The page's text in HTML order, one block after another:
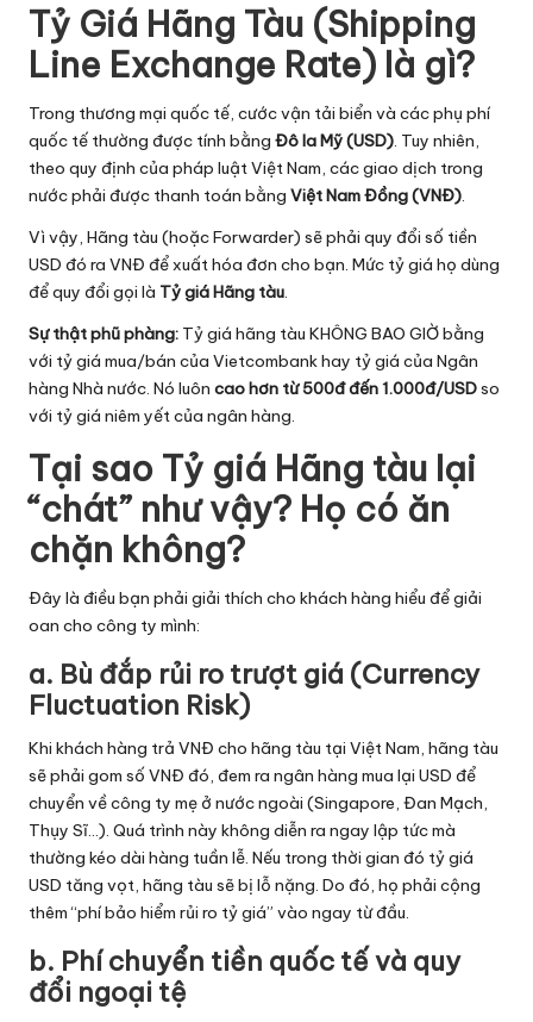
Tỷ Giá Hãng Tàu (Shipping
Line Exchange Rate) là gì?
Trong thương mại quốc tế, cước vận tải biển và các phụ phí
quốc tế thường được tính bằng Đô la Mỹ (USD). Tuy nhiên,
theo quy định của pháp luật Việt Nam, các giao dịch trong
nước phải được thanh toán bằng Việt Nam Đồng (VNĐ).
Vì vậy, Hãng tàu (hoặc Forwarder) sẽ phải quy đổi số tiền
USD đó ra VNĐ để xuất hóa đơn cho bạn. Mức tỷ giá họ dùng
để quy đổi gọi là Tỷ giá Hãng tàu.
Sự thật phũ phàng: Tỷ giá hãng tàu KHÔNG BAO GIỜ bằng
với tỷ giá mua/bán của Vietcombank hay tỷ giá của Ngân
hàng Nhà nước. Nó luôn cao hơn từ 500đ đến 1.000đ/USDso
với tỷ giá niêm yết của ngân hàng.
Tại sao Tỷ giá Hãng tàu lại
“chát” như vậy? Họ có ăn
chặn không?
Đây là điều bạn phải giải thích cho khách hàng hiểu để giải
oan cho công ty mình:
a. Bù đắp rủi ro trượt giá (Currency
Fluctuation Risk)
Khi khách hàng trả VNĐ cho hãng tàu tại Việt Nam, hãng tàu
sẽ phải gom số VNĐ đó, đem ra ngân hàng mua lại USD để
chuyển về công ty mẹ ở nước ngoài (Singapore, Đan Mạch,
Thụy Sĩ…). Quá trình này không diễn ra ngay lập tức mà
thường kéo dài hàng tuần lễ. Nếu trong thời gian đó tỷ giá
USD tăng vọt, hãng tàu sẽ bị lỗ nặng. Do đó, họ phải cộng
thêm “phí bảo hiểm rủi ro tỷ giá” vào ngay từ đầu.
b. Phí chuyển tiền quốc tế và quy
đổi ngoại tệ